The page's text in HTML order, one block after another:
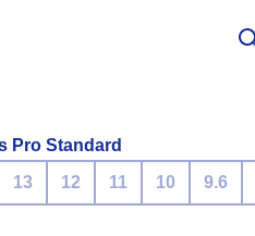
Pro Standard
13 12 11 10 9.6